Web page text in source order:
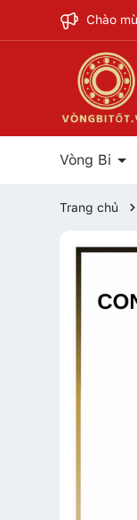
Chào
Vòng Bi
Trang chủ